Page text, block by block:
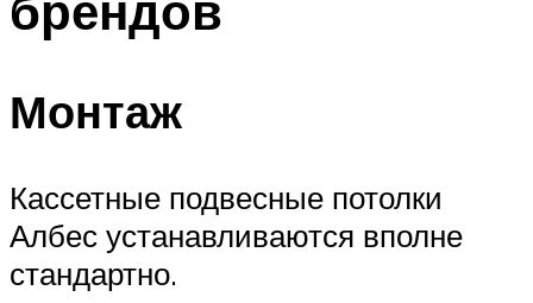
Монтаж
Кассетные подвесные потолки
Албес устанавливаются вполне
стандартно.